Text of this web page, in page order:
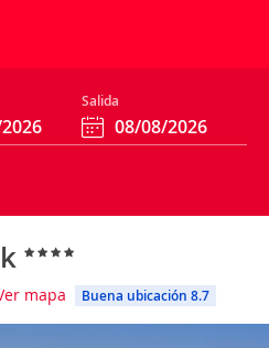
Salida
mapa Buena ubicación 8.7